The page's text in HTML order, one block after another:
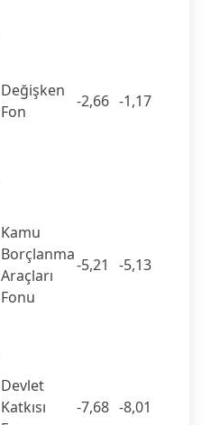
Değişken
Fon
-2,66 -1,17
Kamu
Borçlanma
Araçları
Fonu
-5,21 -5,13
Devlet
Katkısı
-7,68 -8,01